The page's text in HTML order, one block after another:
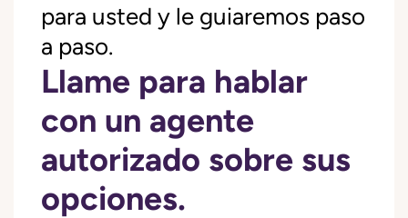
para usted y le guiaremos paso
a paso.
Llame para hablar
con un agente
autorizado sobre sus
opciones.